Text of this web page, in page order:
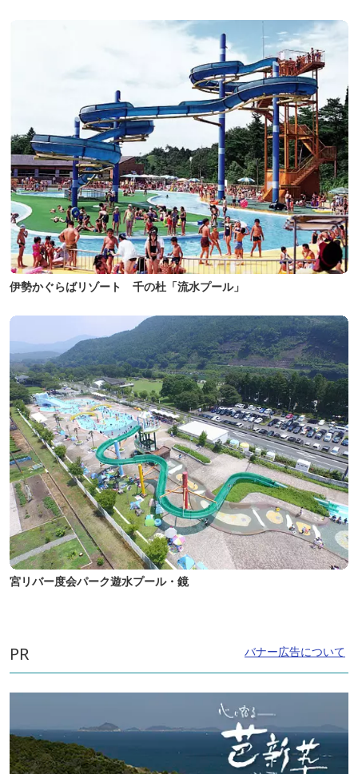
伊勢かぐらばリゾート 千の杜「流水プール」
宮リバー度会パーク遊水プール・鏡
PR バナー広告について